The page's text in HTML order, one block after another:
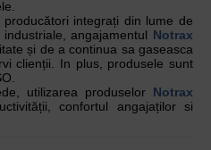
integrați din lume de
angajamentul Notrax
și de a continua sa gaseasca
clienții. In plus, produsele sunt
utilizarea produselor Notrax
confortul angajaților si